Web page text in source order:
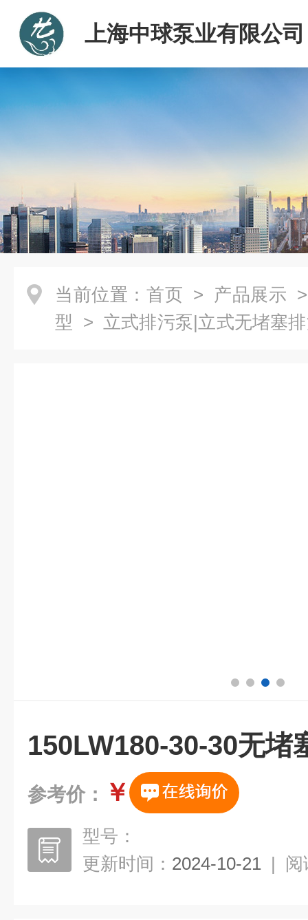
上海中球泵业有限公司
当前位置： 首页 > 产品展示
型 > 立式排污泵|立式无堵塞
150LW180-30-30无堵
参考价： ￥
型号：
更新时间： 2024-10-21 | 阅